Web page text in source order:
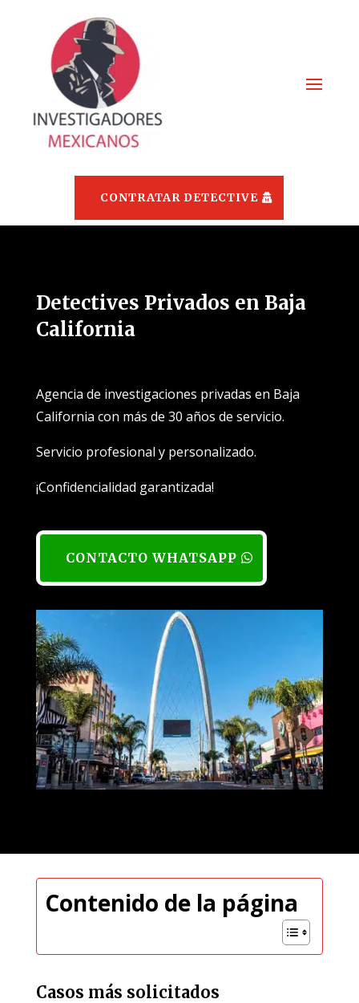
CONTRATAR DETECTIVE
Detectives Privados en Baja
California
Agencia de investigaciones privadas en Baja
California con más de 30 años de servicio.
Servicio profesional y personalizado.
¡Confidencialidad garantizada!
CONTACTO WHATSAPP
Contenido de la página
Casos más solicitados